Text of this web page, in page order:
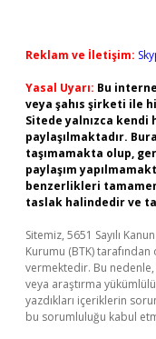
Reklam ve İletişim:
Yasal Uyarı: Bu
veya şahıs şirketi ile
Sitede yalnızca kendi
paylaşılmaktadır.
taşımamakta olup,
paylaşım
benzerlikleri
taslak halindedir ve
Sitemiz, 5651 Sayılı
Kurumu (BTK) tarafından
vermektedir. Bu
veya araştırma
yazdıkları içeriklerin
bu sorumluluğu kabul